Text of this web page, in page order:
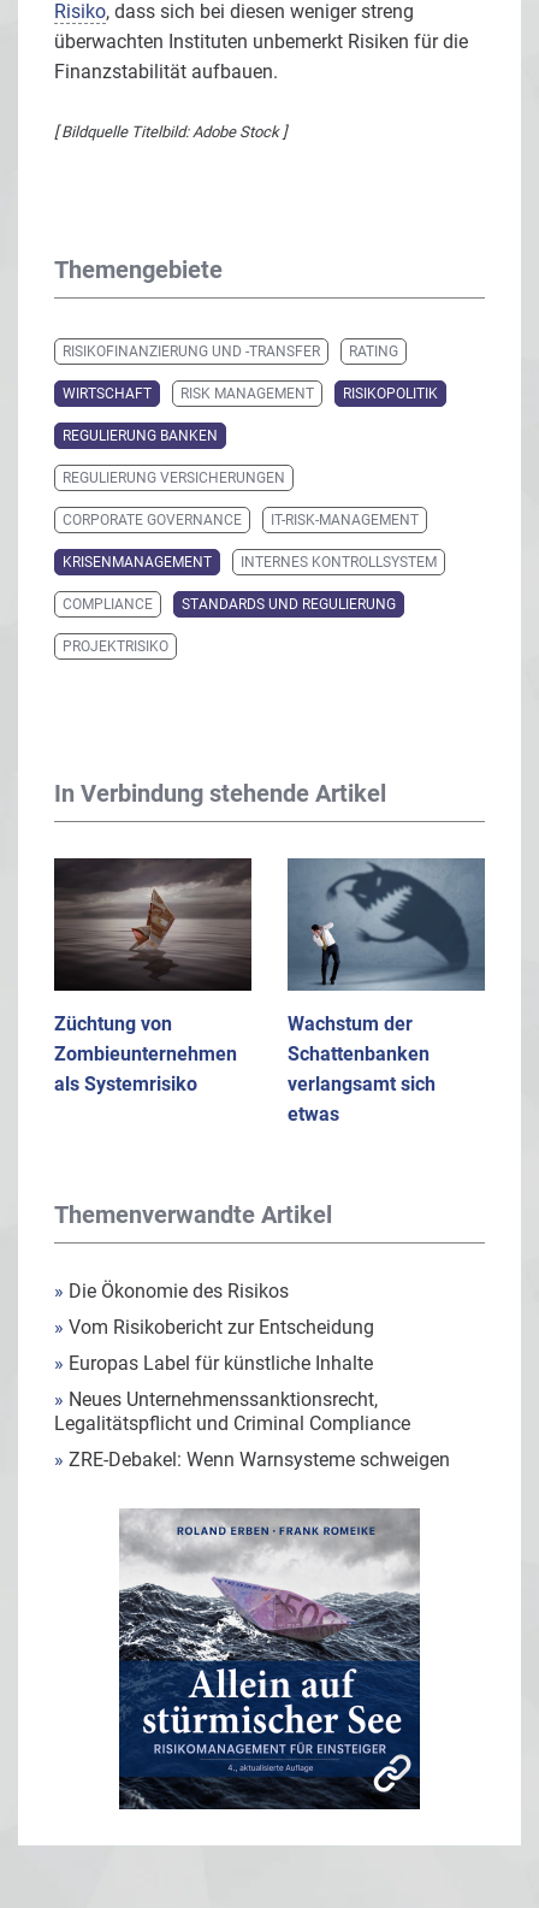
Risiko, dass sich bei diesen weniger streng
überwachten Instituten unbemerkt Risiken für die
Finanzstabilität aufbauen.
[ Bildquelle Titelbild: Adobe Stock ]
Themengebiete
RISIKOFINANZIERUNG UND -TRANSFER RATING
WIRTSCHAFT RISK MANAGEMENT RISIKOPOLITIK
REGULIERUNG BANKEN
REGULIERUNG VERSICHERUNGEN
CORPORATE GOVERNANCE IT-RISK-MANAGEMENT
KRISENMANAGEMENT INTERNES KONTROLLSYSTEM
COMPLIANCE STANDARDS UND REGULIERUNG
PROJEKTRISIKO
In Verbindung stehende Artikel
Züchtung von
Zombieunternehmen
als Systemrisiko
Wachstum der
Schattenbanken
verlangsamt sich
etwas
Themenverwandte Artikel
» Die Ökonomie des Risikos
» Vom Risikobericht zur Entscheidung
» Europas Label für künstliche Inhalte
» Neues Unternehmenssanktionsrecht,
Legalitätspflicht und Criminal Compliance
» ZRE-Debakel: Wenn Warnsysteme schweigen